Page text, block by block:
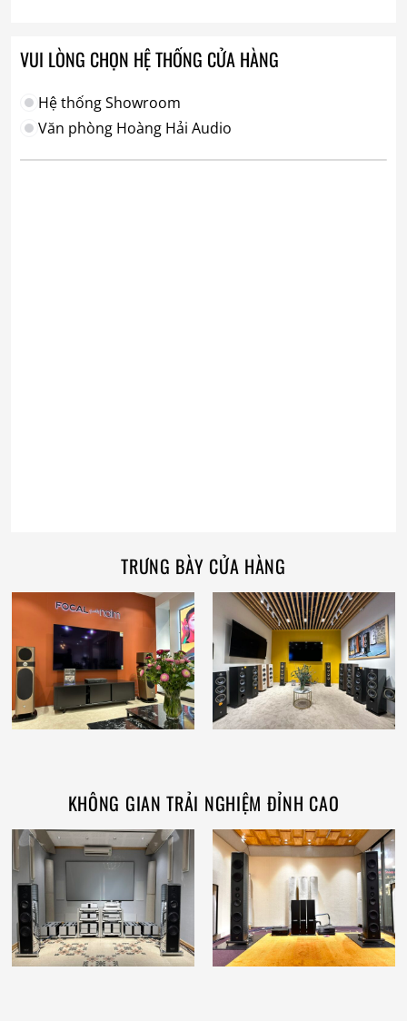
VUI LÒNG CHỌN HỆ THỐNG CỬA HÀNG
Hệ thống Showroom
Văn phòng Hoàng Hải Audio
TRƯNG BÀY CỬA HÀNG
KHÔNG GIAN TRẢI NGHIỆM ĐỈNH CAO